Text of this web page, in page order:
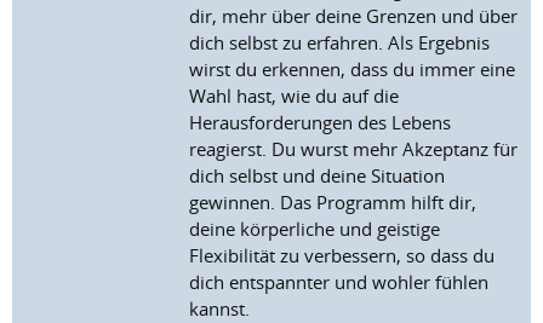
dir, mehr über deine Grenzen und über
dich selbst zu erfahren. Als Ergebnis
wirst du erkennen, dass du immer eine
Wahl hast, wie du auf die
Herausforderungen des Lebens
reagierst. Du wurst mehr Akzeptanz für
dich selbst und deine Situation
gewinnen. Das Programm hilft dir,
deine körperliche und geistige
Flexibilität zu verbessern, so dass du
dich entspannter und wohler fühlen
kannst.